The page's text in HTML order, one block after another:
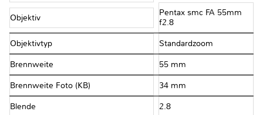
Objektiv
Pentax smc FA 55mm
f2.8
Objektivtyp Standardzoom
Brennweite 55 mm
Brennweite Foto (KB) 34 mm
Blende 2.8